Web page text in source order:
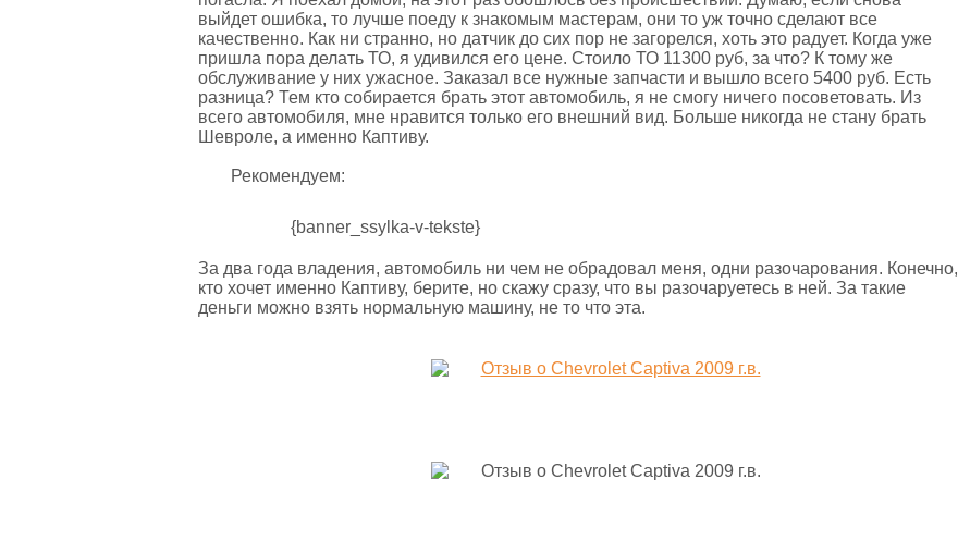
выйдет ошибка, то лучше поеду к знакомым мастерам, они то уж точно сделают все
качественно. Как ни странно, но датчик до сих пор не загорелся, хоть это радует. Когда уже
пришла пора делать ТО, я удивился его цене. Стоило ТО 11300 руб, за что? К тому же
обслуживание у них ужасное. Заказал все нужные запчасти и вышло всего 5400 руб. Есть
разница? Тем кто собирается брать этот автомобиль, я не смогу ничего посоветовать. Из
всего автомобиля, мне нравится только его внешний вид. Больше никогда не стану брать
Шевроле, а именно Каптиву.
Рекомендуем:
{banner_ssylka-v-tekste}
За два года владения, автомобиль ни чем не обрадовал меня, одни разочарования. Конечно,
кто хочет именно Каптиву, берите, но скажу сразу, что вы разочаруетесь в ней. За такие
деньги можно взять нормальную машину, не то что эта.